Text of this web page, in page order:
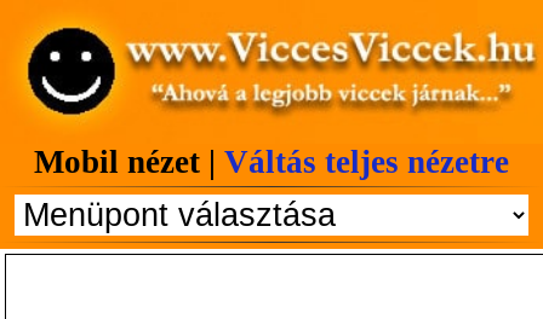
Mobil nézet | Váltás teljes nézetre